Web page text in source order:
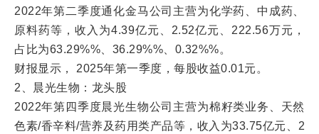
2022年第二季度通化金马公司主营为化学药、中成药、
原料药等，收入为4.39亿元、2.52亿元、222.56万元，
占比为63.29%%、36.29%%、0.32%%。
财报显示， 2025年第一季度，每股收益0.01元。
2、晨光生物：龙头股
2022年第四季度晨光生物公司主营为棉籽类业务、天然
色素/香辛料/营养及药用类产品等，收入为33.75亿元、2